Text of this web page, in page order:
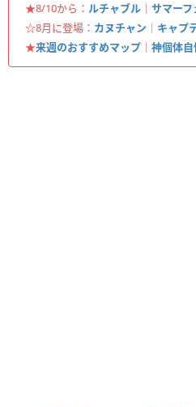
★8/10から： ルチャブル ｜ サマーフ
☆8月に登場： カヌチャン ｜ キャプ
★来週のおすすめマップ ｜ 神個体